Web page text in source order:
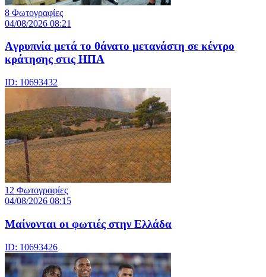
8 Φωτογραφίες
04/08/2026 08:21
Aγρυπνία μετά το θάνατο μετανάστη σε κέντρο
κράτησης στις ΗΠΑ
ID: 10693432
12 Φωτογραφίες
04/08/2026 08:15
Μαίνονται οι φωτιές στην Ελλάδα
ID: 10693426